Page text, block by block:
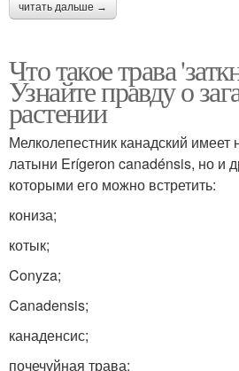
читать дальше →
Что такое трава
Узнайте правду о
растении
Мелколепестник канадский имеет
латыни Erígeron canadénsis, но и
которыми его можно встретить:
кониза;
котык;
Conyza;
Canadensis;
канаденсис;
почечуйная трава;